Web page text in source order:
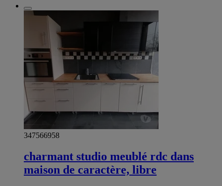
347566958
charmant studio meublé rdc dans
maison de caractère, libre